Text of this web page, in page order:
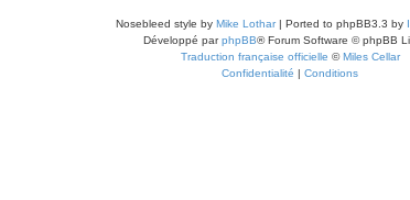
Nosebleed style by Mike Lothar| Ported to phpBB3.3 by
Développé parphpBB® Forum Software © phpBB
Traduction française officielle ©Miles Cellar
Confidentialité | Conditions